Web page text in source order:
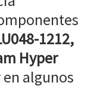
1212,
Hyper
algunos